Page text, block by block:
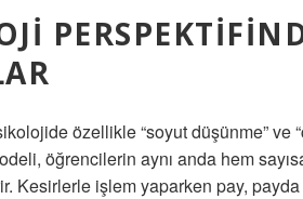
özellikle “soyut düşünme” ve
öğrencilerin aynı anda hem
Kesirlerle işlem yaparken pay, payda